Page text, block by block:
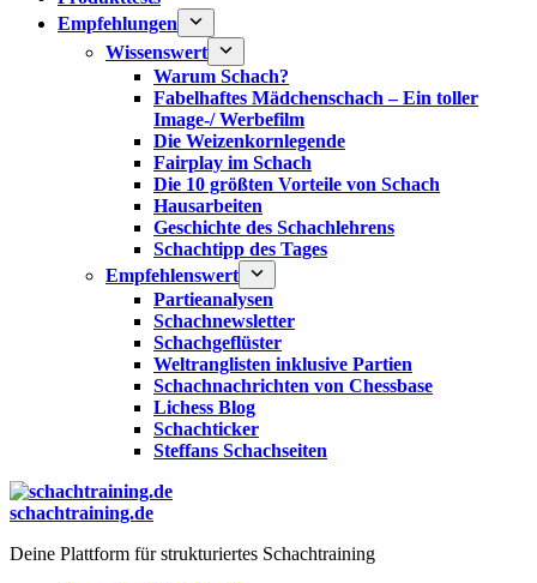
Empfehlungen
Wissenswert
Warum Schach?
Fabelhaftes Mädchenschach – Ein toller
Image-/ Werbefilm
Die Weizenkornlegende
Fairplay im Schach
Die 10 größten Vorteile von Schach‎
Hausarbeiten
Geschichte des Schachlehrens
Schachtipp des Tages
Empfehlenswert
Partieanalysen
Schachnewsletter
Schachgeflüster
Weltranglisten inklusive Partien
Schachnachrichten von Chessbase
Lichess Blog
Schachticker
Steffans Schachseiten
schachtraining.de
Deine Plattform für strukturiertes Schachtraining